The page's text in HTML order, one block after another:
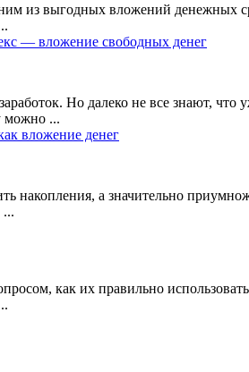
из выгодных вложений денежных
— вложение свободных денег
Но далеко не все знают,
можно ...
вложение денег
накопления, а значительно
...
как их правильно